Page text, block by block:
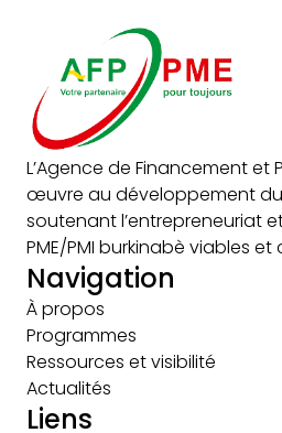
L’Agence de Financement et
œuvre au développement
soutenant l’entrepreneuriat
PME/PMI burkinabè viables
Navigation
À propos
Programmes
Ressources et visibilité
Actualités
Liens